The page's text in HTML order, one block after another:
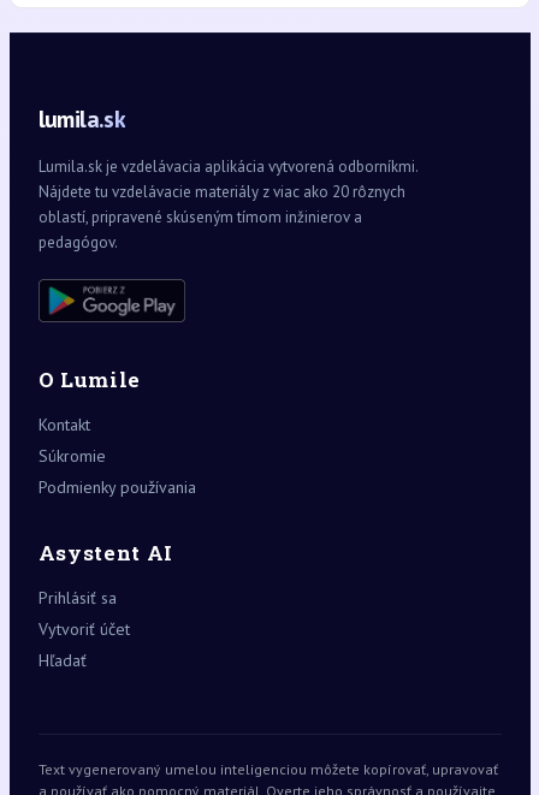
lumila.sk
Lumila.sk je vzdelávacia aplikácia vytvorená odborníkmi.
Nájdete tu vzdelávacie materiály z viac ako 20 rôznych
oblastí, pripravené skúseným tímom inžinierov a
pedagógov.
O Lumile
Kontakt
Súkromie
Podmienky používania
Asystent AI
Prihlásiť sa
Vytvoriť účet
Hľadať
Text vygenerovaný umelou inteligenciou môžete kopírovať, upravovať
a používať ako pomocný materiál. Overte jeho správnosť a používajte